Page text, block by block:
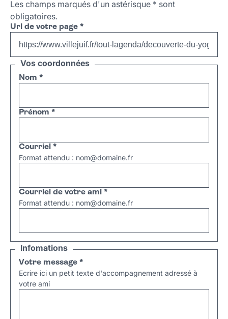
Les champs marqués d'un astérisque * sont
obligatoires.
Url de votre page *
Vos coordonnées
Nom *
Prénom *
Courriel *
Format attendu : nom@domaine.fr
Courriel de votre ami *
Format attendu : nom@domaine.fr
Infomations
Votre message *
Ecrire ici un petit texte d'accompagnement adressé à
votre ami